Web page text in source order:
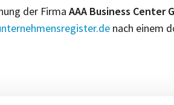
der Firma AAA Business Center
nach einem